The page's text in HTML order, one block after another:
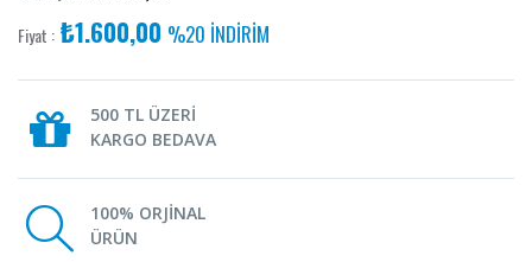
Fiyat : ₺1.600,00 %20 İNDİRİM
500 TL ÜZERİ
KARGO BEDAVA
100% ORJİNAL
ÜRÜN